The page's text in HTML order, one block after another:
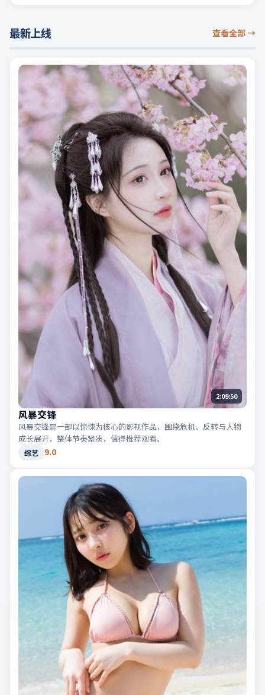
最新上线 查看全部→
2:09:50
风暴交锋
风暴交锋是一部以惊悚为核心的影视作品，围绕危机、反转与人物
成长展开，整体节奏紧凑，值得推荐观看。
综艺 9.0